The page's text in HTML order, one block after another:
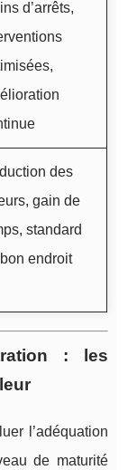
d’arrêts,
des
gain de
standard
endroit
: les
l’adéquation
de maturité